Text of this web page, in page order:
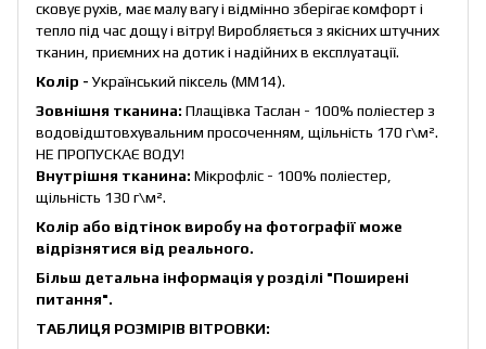
сковує рухів, має малу вагу і відмінно зберігає комфорт і
тепло під час дощу і вітру! Виробляється з якісних штучних
тканин, приємних на дотик і надійних в експлуатації.
Колір -Український піксель (ММ14).
Зовнішня тканина: Плащівка Таслан - 100% поліестер з
водовідштовхувальним просоченням, щільність 170 г\м².
НЕ ПРОПУСКАЄ ВОДУ!
Внутрішня тканина: Мікрофліс - 100% поліестер,
щільність 130 г\м².
Колір або відтінок виробу на фотографії може
відрізнятися від реального.
Більш детальна інформація у розділі "Поширені
питання".
ТАБЛИЦЯ РОЗМІРІВ ВІТРОВКИ: